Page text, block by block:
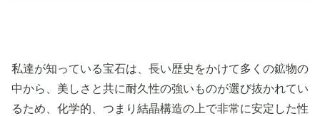
私達が知っている宝石は、長い歴史をかけて多くの鉱物の
中から、美しさと共に耐久性の強いものが選び抜かれてい
るため、化学的、つまり結晶構造の上で非常に安定した性